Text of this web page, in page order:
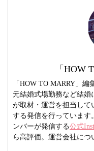
「HOW
「HOW TO MARRY」
元結婚式場勤務など結
が取材・運営を担当して
する発信を行っています
ンバーが発信する公式
ら高評価。運営会社につ